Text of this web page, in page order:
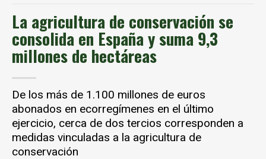
La agricultura de conservación se
consolida en España y suma 9,3
millones de hectáreas
De los más de 1.100 millones de euros
abonados en ecorregímenes en el último
ejercicio, cerca de dos tercios corresponden a
medidas vinculadas a la agricultura de
conservación